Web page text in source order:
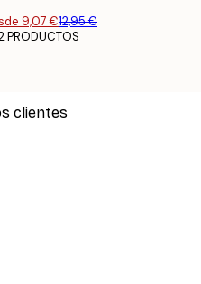
9,07 €12,95 €
PRODUCTOS
clientes